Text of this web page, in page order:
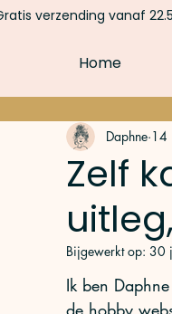
verzending vanaf
Home
Zelf
Daphne 14
Bijgewerkt op: 30
Ik ben
de hobby